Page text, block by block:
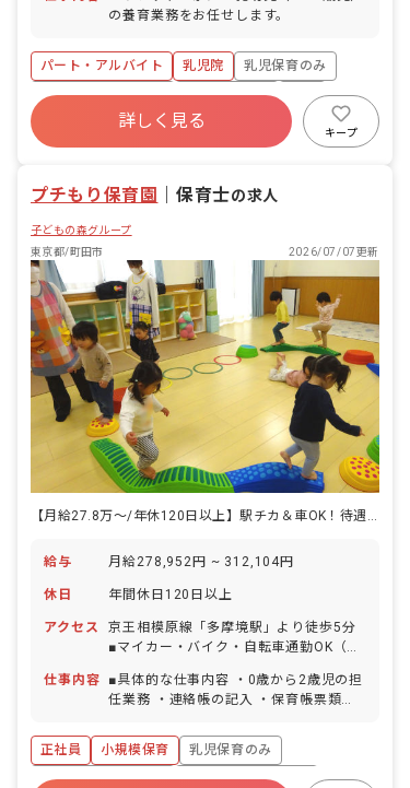
職員一人ひとりがプライベートと仕事を
の養育業務をお任せします。
パート・アルバイト 乳児院
乳児保育のみ
ボーナス・賞与あり
社会保険完備
残業少なめ
産休育休制度
詳しく見る
キープ
プチもり保育園 ｜保育士の求人
子どもの森グループ
東京都/町田市
2026/07/07更新
給与 月給278,952円 ~ 312,104円
休日 年間休日120日以上
アクセス
京王相模原線「多摩境駅」より徒歩5分
■マイカー・バイク・自転車通勤OK（駐
仕事内容
■具体的な仕事内容 ・0歳から2歳児の担
任業務 ・連絡帳の記入 ・保育帳票類の
人ひとりを大切にして、温かい愛情のこ
もった保育を行い、保護者や地域から信
頼される保育園を目指す。 「いいあた
正社員 小規模保育
乳児保育のみ
ボーナス・賞与あり
年間休日120日以上